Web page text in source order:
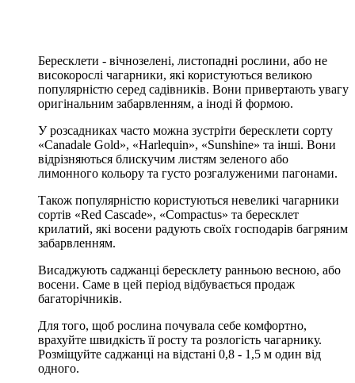
Бересклети - вічнозелені, листопадні рослини, або не
високорослі чагарники, які користуються великою
популярністю серед садівників. Вони привертають увагу
оригінальним забарвленням, а іноді й формою.
У розсадниках часто можна зустріти бересклети сорту
«Canadale Gold», «Harlequin», «Sunshine» та інші. Вони
відрізняються блискучим листям зеленого або
лимонного кольору та густо розгалуженими пагонами.
Також популярністю користуються невеликі чагарники
сортів «Red Cascade», «Compactus» та бересклет
крилатий, які восени радують своїх господарів багряним
забарвленням.
Висаджують саджанці бересклету ранньою весною, або
восени. Саме в цей період відбувається продаж
багаторічників.
Для того, щоб рослина почувала себе комфортно,
врахуйте швидкість її росту та розлогість чагарнику.
Розміщуйте саджанці на відстані 0,8 - 1,5 м один від
одного.